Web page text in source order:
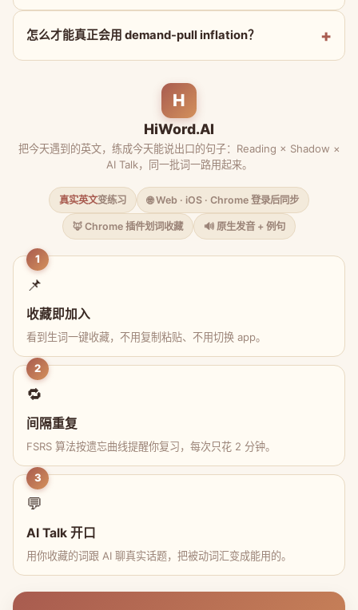
怎么才能真正会用 demand-pull inflation？
H
HiWord.AI
把今天遇到的英文，练成今天能说出口的句子：Reading × Shadow ×
AI Talk，同一批词一路用起来。
真实英文变练习 🌐 Web · iOS · Chrome 登录后同步
🦊 Chrome 插件划词收藏 🔊 原生发音 + 例句
1
📌
收藏即加入
看到生词一键收藏，不用复制粘贴、不用切换 app。
2
🔁
间隔重复
FSRS 算法按遗忘曲线提醒你复习，每次只花 2 分钟。
3
💬
AI Talk 开口
用你收藏的词跟 AI 聊真实话题，把被动词汇变成能用的。